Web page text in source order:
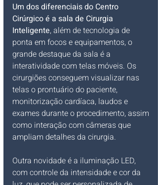
Um dos diferenciais do Centro
Cirúrgico é a sala de Cirurgia
Inteligente, além de tecnologia de
ponta em focos e equipamentos, o
grande destaque da sala é a
interatividade com telas móveis. Os
cirurgiões conseguem visualizar nas
telas o prontuário do paciente,
monitorização cardíaca, laudos e
exames durante o procedimento, assim
como interação com câmeras que
ampliam detalhes da cirurgia.
Outra novidade é a iluminação LED,
com controle da intensidade e cor da